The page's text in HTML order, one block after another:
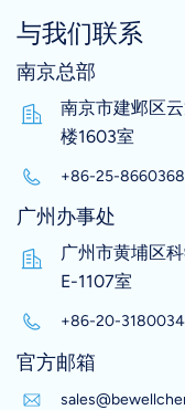
与我们联系
南京总部
南京市建邺区
楼1603室
+86-25-
广州办事处
广州市黄埔区
E-1107室
+86-20-
官方邮箱